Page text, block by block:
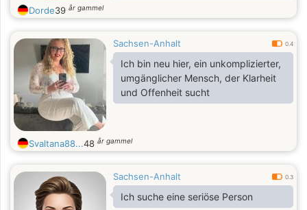
Momente zu verbringen als auch
Neues zu erleben.
Dorde39 år gammel
Sachsen-Anhalt 0.4
Ich bin neu hier, ein unkomplizierter,
umgänglicher Mensch, der Klarheit
und Offenheit sucht
Svaltana88...48 år gammel
Sachsen-Anhalt 0.3
Ich suche eine seriöse Person